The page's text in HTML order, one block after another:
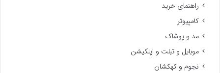
راهنمای خرید
کامپیوتر
مد و پوشاک
موبایل و تبلت و اپلکیشن
نجوم و کهکشان